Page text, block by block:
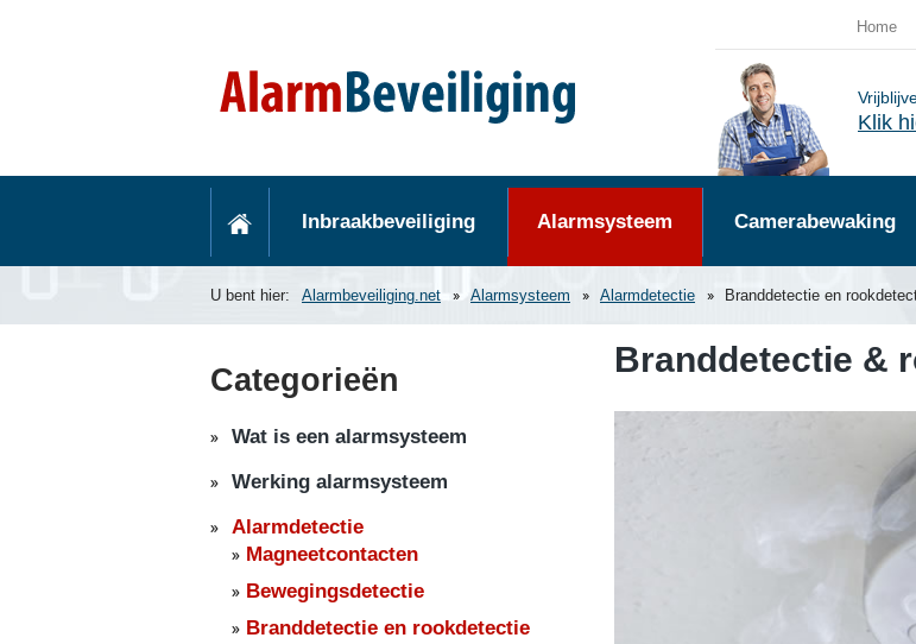
Home
Klik
Inbraakbeveiliging Alarmsysteem Camerabewaking
U bent hier: Alarmbeveiliging.net Alarmsysteem Alarmdetectie Branddetectie en
Branddetectie &
Categorieën
Wat is een alarmsysteem
Werking alarmsysteem
Alarmdetectie
Magneetcontacten
Bewegingsdetectie
Branddetectie en rookdetectie